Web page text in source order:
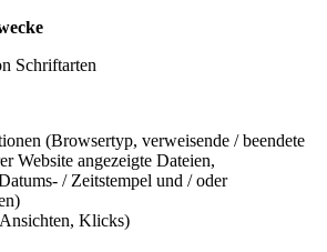
Schriftarten
(Browsertyp, verweisende / beendete
Website angezeigte Dateien,
/ Zeitstempel und / oder
Klicks)